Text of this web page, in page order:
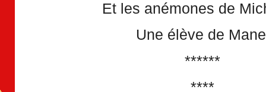
Et les anémones de
Une élève de
******
****